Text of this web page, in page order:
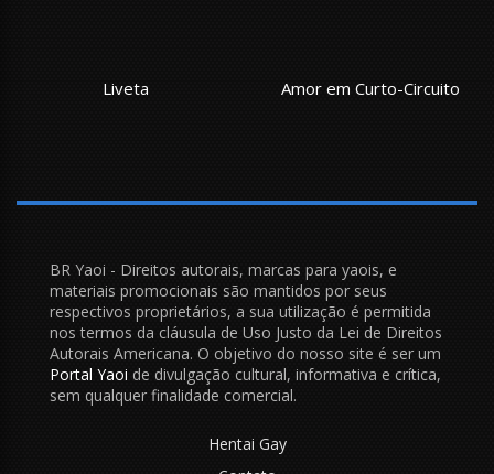
Liveta Amor em Curto-Circuito
BR Yaoi - Direitos autorais, marcas para yaois, e
materiais promocionais são mantidos por seus
respectivos proprietários, a sua utilização é permitida
nos termos da cláusula de Uso Justo da Lei de Direitos
Autorais Americana. O objetivo do nosso site é ser um
Portal Yaoi de divulgação cultural, informativa e crítica,
sem qualquer finalidade comercial.
Hentai Gay